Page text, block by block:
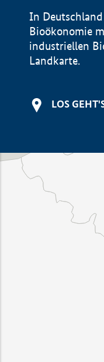
In
Bioökonomie
industriellen
Landkarte.
LOS